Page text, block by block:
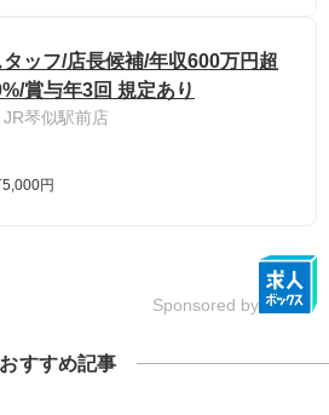
ッフ/店長候補/年収600万円超
賞与年3回 規定あり
琴似駅前店
円
Sponsored by
おすすめ記事